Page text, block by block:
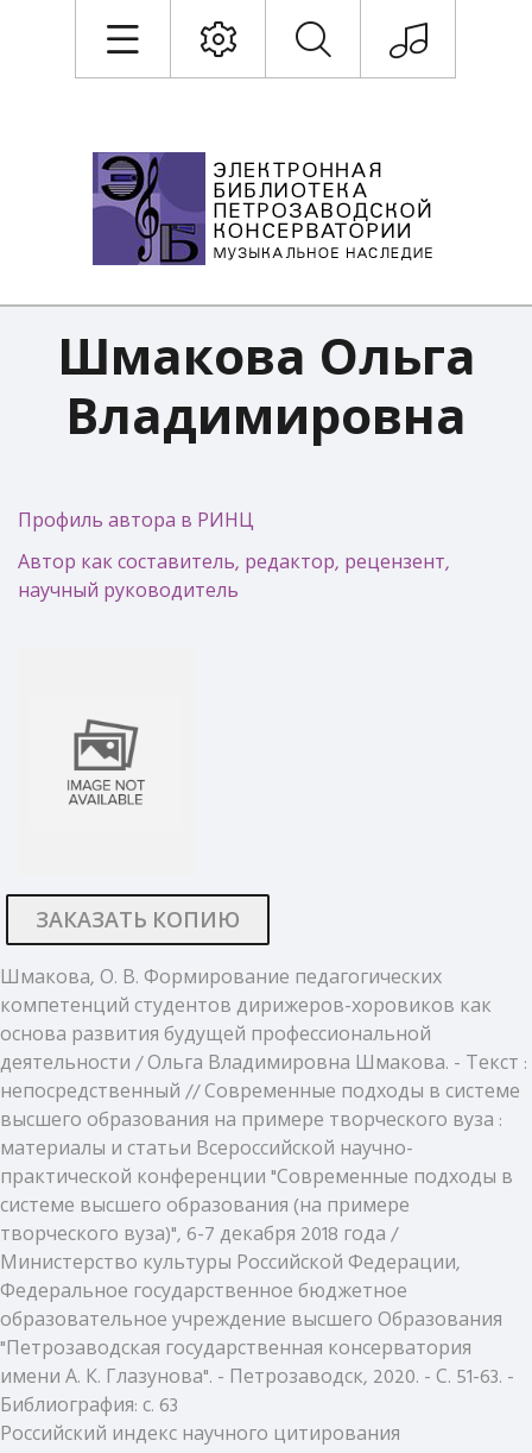
Шмакова Ольга
Владимировна
Профиль автора в РИНЦ
Автор как составитель, редактор, рецензент,
научный руководитель
ЗАКАЗАТЬ КОПИЮ
Шмакова, О. В. Формирование педагогических
компетенций студентов дирижеров-хоровиков как
основа развития будущей профессиональной
деятельности / Ольга Владимировна Шмакова. - Текст :
непосредственный // Современные подходы в системе
высшего образования на примере творческого вуза :
материалы и статьи Всероссийской научно-
практической конференции "Современные подходы в
системе высшего образования (на примере
творческого вуза)", 6-7 декабря 2018 года /
Министерство культуры Российской Федерации,
Федеральное государственное бюджетное
образовательное учреждение высшего Образования
"Петрозаводская государственная консерватория
имени А. К. Глазунова". - Петрозаводск, 2020. - С. 51-63. -
Библиография: с. 63
Российский индекс научного цитирования